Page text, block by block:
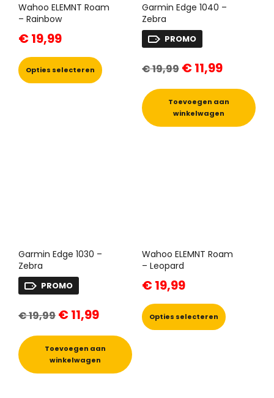
Wahoo ELEMNT Roam
– Rainbow
€19,99
Opties selecteren
product
meerdere
variaties.
Garmin Edge 1040 –
Zebra
PROMO
€19,99 prijs
€ 19,99.
€11,99prijs
€ 11,99.
Toevoegen aan
winkelwagen
Garmin Edge 1030 –
Zebra
PROMO
€19,99 prijs
€ 19,99.
€11,99prijs
€ 11,99.
Toevoegen aan
winkelwagen
Wahoo ELEMNT Roam
– Leopard
€19,99
Opties selecteren
product